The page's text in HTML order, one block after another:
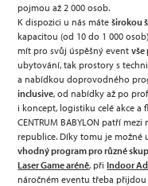
pojmou až 2 000 osob.
K dispozici u nás máteširokou
kapacitou (od 10 do 1 000
mít pro svůj úspěšný eventvše
ubytování, tak prostory s
a nabídkou doprovodného
inclusive, od nabídky až po
i koncept, logistiku celé akce a
CENTRUM BABYLON patří
republice. Díky tomu je
vhodný program pro různé
Laser Game aréně, přiIndoor
náročném eventu třeba